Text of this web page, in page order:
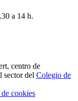
a 14 h.
centro de
sector del Colegio de
cookies